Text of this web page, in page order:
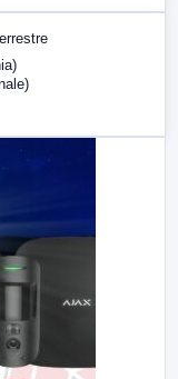
LabNews (replica)